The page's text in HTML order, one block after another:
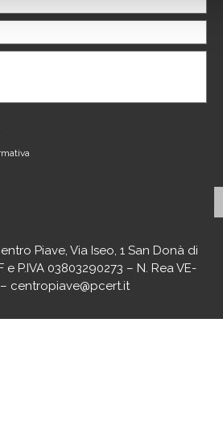
Piave, Via Iseo, 1 San Donà di
e P.IVA 03803290273 – N. Rea VE-
centropiave@pcert.it